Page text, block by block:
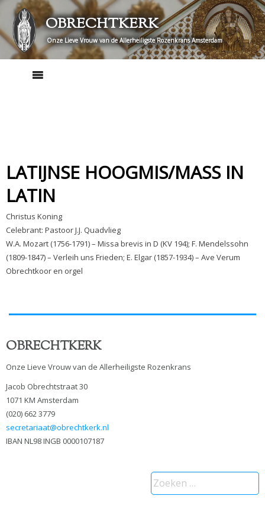
Skip
content
OBRECHTKERK
Onze Lieve Vrouw van de Allerheiligste Rozenkrans Amsterdam
LATIJNSE HOOGMIS/MASS IN
LATIN
Christus Koning
Celebrant: Pastoor J.J. Quadvlieg
W.A. Mozart (1756-1791) – Missa brevis in D (KV 194); F. Mendelssohn
(1809-1847) – Verleih uns Frieden; E. Elgar (1857-1934) – Ave Verum
Obrechtkoor en orgel
OBRECHTKERK
Onze Lieve Vrouw van de Allerheiligste Rozenkrans
Jacob Obrechtstraat 30
1071 KM Amsterdam
(020) 662 3779
secretariaat@obrechtkerk.nl
IBAN NL98 INGB 0000107187
Zoeken
naar: